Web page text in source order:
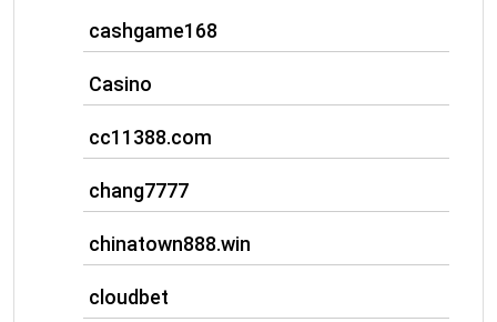
cashgame168
Casino
cc11388.com
chang7777
chinatown888.win
cloudbet